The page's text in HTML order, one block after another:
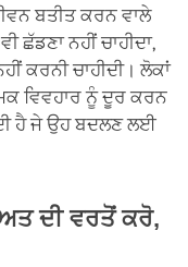
ਬਤੀਤ ਕਰਨ ਵਾਲੇ
ਛੱਡਣਾ ਨਹੀਂ ਚਾਹੀਦਾ,
ਕਰਨੀ ਚਾਹੀਦੀ। ਲੋਕਾਂ
ਵਿਵਹਾਰ ਨੂੰ ਦੂਰ ਕਰਨ
ਹੈ ਜੇ ਉਹ ਬਦਲਣ ਲਈ
ਦੀ ਵਰਤੋਂ ਕਰੋ,